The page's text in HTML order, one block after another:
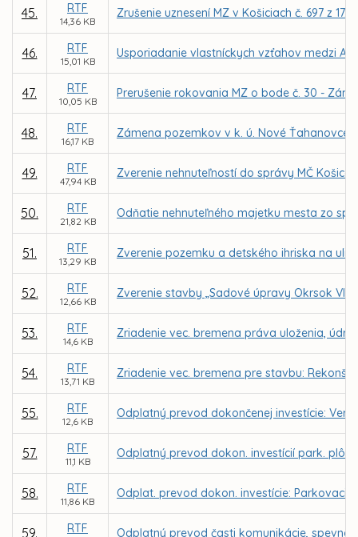
45. RTF
14,36 KB
Zrušenie uznesení MZ v Košiciach č. 697 z
46. RTF
15,01 KB
Usporiadanie vlastníckych vzťahov medzi
47. RTF
10,05 KB
Prerušenie rokovania MZ o bode č. 30 -
48. RTF
16,17 KB
Zámena pozemkov v k. ú. Nové Ťahanovce
49. RTF
47,94 KB
Zverenie nehnuteľností do správy MČ Košice
50. RTF
21,82 KB
Odňatie nehnuteľného majetku mesta zo
51. RTF
13,29 KB
Zverenie pozemku a detského ihriska na
52. RTF
12,66 KB
Zverenie stavby „Sadové úpravy Okrsok
53. RTF
14,6 KB
Zriadenie vec. bremena práva uloženia,
54. RTF
13,71 KB
Zriadenie vec. bremena pre stavbu:
55. RTF
12,6 KB
Odplatný prevod dokončenej investície:
57. RTF
11,1 KB
Odplatný prevod dokon. investícií park.
58. RTF
11,86 KB
Odplat. prevod dokon. investície:
59. RTF Odplatný prevod časti komunikácie,